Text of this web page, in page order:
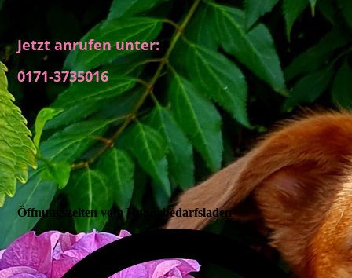
Jetzt anrufen unter:
0171-3735016
Öffnungszeiten vom Hundebedarfsladen